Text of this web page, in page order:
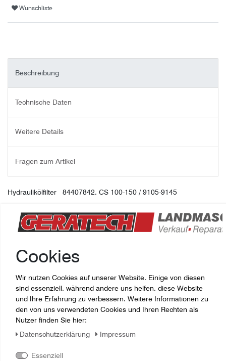
Wunschliste
Beschreibung
Technische Daten
Weitere Details
Fragen zum Artikel
Hydraulikölfilter 84407842, CS 100-150 / 9105-9145
CNH-Artikelnummer: 84407842
Zuletzt angesehene Artikel:
Cookies
Wir nutzen Cookies auf unserer Website. Einige von diesen
sind essenziell, während andere uns helfen, diese Website
und Ihre Erfahrung zu verbessern. Weitere Informationen zu
den von uns verwendeten Cookies und Ihren Rechten als
Nutzer finden Sie hier:
Daten­schutz­erklärung
Impressum
Essenziell